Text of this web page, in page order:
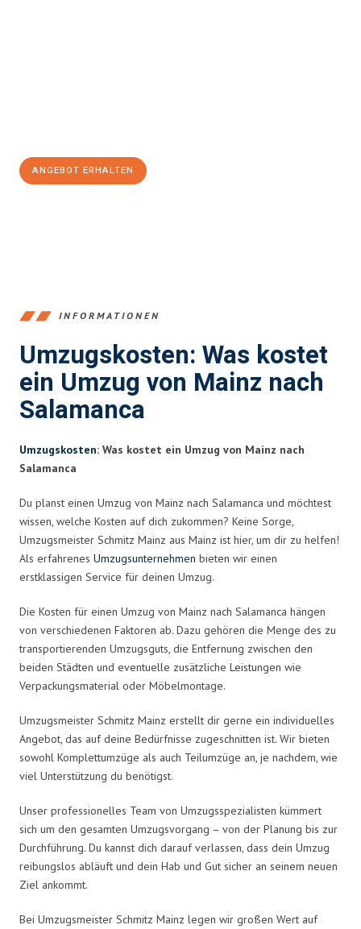
ANGEBOT ERHALTEN
INFORMATIONEN
Umzugskosten: Was kostet
ein Umzug von Mainz nach
Salamanca
Umzugskosten: Was kostet ein Umzug von Mainz nach
Salamanca
Du planst einen Umzug von Mainz nach Salamanca und möchtest
wissen, welche Kosten auf dich zukommen? Keine Sorge,
Umzugsmeister Schmitz Mainz aus Mainz ist hier, um dir zu helfen!
Als erfahrenes Umzugsunternehmen bieten wir einen
erstklassigen Service für deinen Umzug.
Die Kosten für einen Umzug von Mainz nach Salamanca hängen
von verschiedenen Faktoren ab. Dazu gehören die Menge des zu
transportierenden Umzugsguts, die Entfernung zwischen den
beiden Städten und eventuelle zusätzliche Leistungen wie
Verpackungsmaterial oder Möbelmontage.
Umzugsmeister Schmitz Mainz erstellt dir gerne ein individuelles
Angebot, das auf deine Bedürfnisse zugeschnitten ist. Wir bieten
sowohl Komplettumzüge als auch Teilumzüge an, je nachdem, wie
viel Unterstützung du benötigst.
Unser professionelles Team von Umzugsspezialisten kümmert
sich um den gesamten Umzugsvorgang – von der Planung bis zur
Durchführung. Du kannst dich darauf verlassen, dass dein Umzug
reibungslos abläuft und dein Hab und Gut sicher an seinem neuen
Ziel ankommt.
Bei Umzugsmeister Schmitz Mainz legen wir großen Wert auf